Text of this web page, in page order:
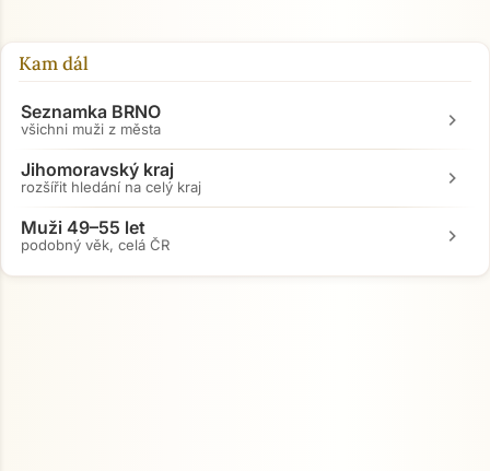
Kam dál
Seznamka BRNO
všichni muži z města chevron_right
Jihomoravský kraj
rozšířit hledání na celý kraj chevron_right
Muži 49–55 let
podobný věk, celá ČR chevron_right